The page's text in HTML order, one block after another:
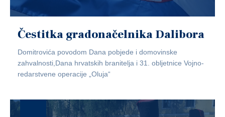
Čestitka gradonačelnika Dalibora
Domitrovića povodom Dana pobjede i domovinske
zahvalnosti,Dana hrvatskih branitelja i 31. obljetnice Vojno-
redarstvene operacije „Oluja“